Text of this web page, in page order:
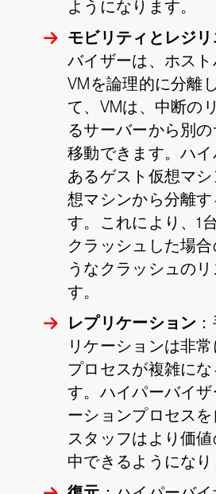
ようになります。
モビリティとレジ
バイザーは、ホス
VMを論理的に分離
て、VMは、中断の
るサーバーから別
移動できます。ハイ
あるゲスト仮想マ
想マシンから分離す
す。これにより、1
クラッシュした場
うなクラッシュの
す。
レプリケーション
リケーションは非常
プロセスが複雑に
す。ハイパーバイ
ーションプロセスを
スタッフはより価
中できるようになり